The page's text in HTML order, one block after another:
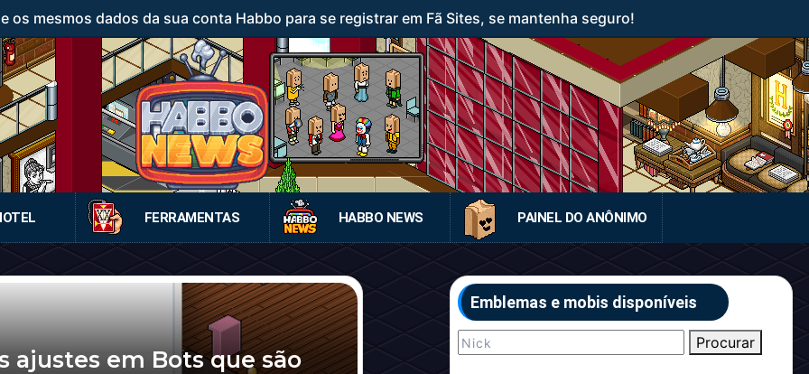
os mesmos dados da sua conta Habbo para se registrar em Fã Sites, se mantenha seguro!
FERRAMENTAS HABBO NEWS PAINEL DO ANÔNIMO
ajustes em Bots que são
Emblemas e mobis disponíveis
Procurar